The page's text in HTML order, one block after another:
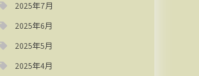
2025年7月
2025年6月
2025年5月
2025年4月